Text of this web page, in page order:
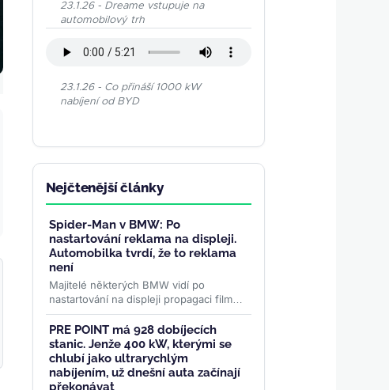
23.1.26 - Dreame vstupuje na
automobilový trh
23.1.26 - Co přináší 1000 kW
nabíjení od BYD
Nejčtenější články
Spider-Man v BMW: Po
nastartování reklama na displeji.
Automobilka tvrdí, že to reklama
není
Majitelé některých BMW vidí po
nastartování na displeji propagaci filmu
Spider-Man. Automobilka to za reklamu
nepovažuje, řidiči ale mluví...>>
PRE POINT má 928 dobíjecích
stanic. Jenže 400 kW, kterými se
chlubí jako ultrarychlým
nabíjením, už dnešní auta začínají